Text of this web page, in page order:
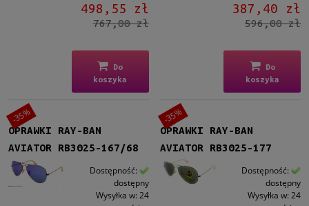
498,55 zł
767,00 zł
Do
koszyka
387,40 zł
596,00 zł
Do
koszyka
OPRAWKI RAY-BAN
AVIATOR RB3025-167/68
Dostępność:
dostępny
Wysyłka w: 24
-35%
OPRAWKI RAY-BAN
AVIATOR RB3025-177
Dostępność:
dostępny
Wysyłka w: 24
-35%